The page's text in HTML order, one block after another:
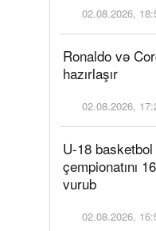
02.08.2026,
Ronaldo və
hazırlaşır
02.08.2026,
U-18
çempionatını
vurub
02.08.2026,